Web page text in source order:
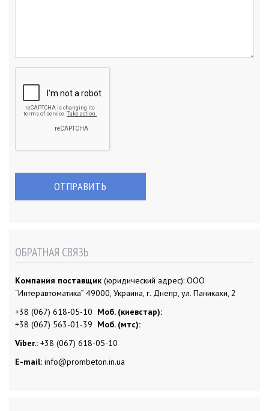
ОБРАТНАЯ СВЯЗЬ
Компания поставщик (юридический адрес): ООО
“Интеравтоматика” 49000, Украина, г. Днепр, ул. Паникахи, 2
+38 (067) 618-05-10 Моб. (киевстар):
+38 (067) 563-01-39 Моб. (мтс):
Viber.: +38 (067) 618-05-10
E-mail: info@prombeton.in.ua